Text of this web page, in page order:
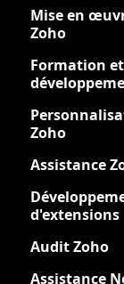
Mise en
Zoho
Formation et
Zoho
Assistance
d'extensions
Audit Zoho
Assistance